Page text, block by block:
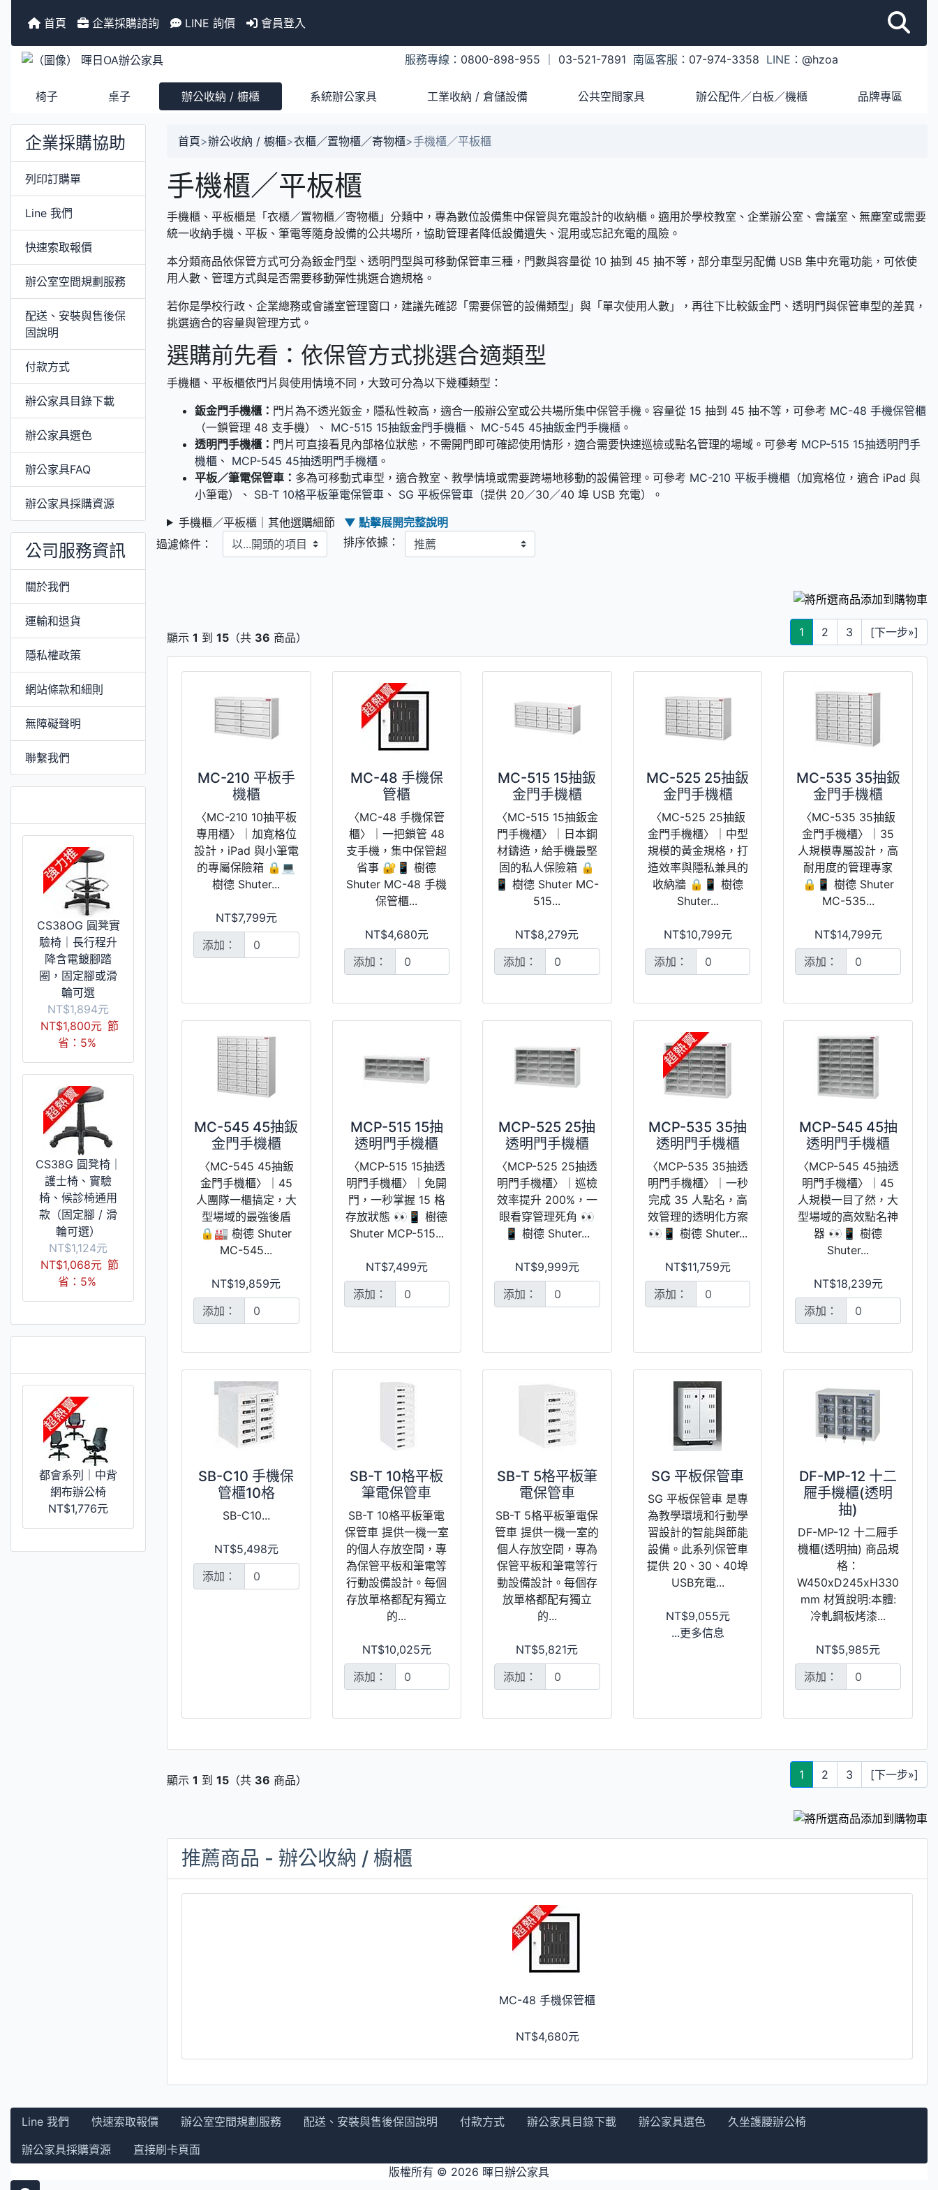
首頁 企業採購諮詢 LINE 詢價 會員登入
服務專線： 0800-898-955 03-521-7891 南區客服： 07-974-3358 LINE：@hzoa
椅子 桌子 辦公收納 / 櫥櫃 系統辦公家具 工業收納 / 倉儲設備 公共空間家具 辦公配件／白板／機櫃 品牌專區
企業採購協助
列印訂購單
Line 我們
快速索取報價
辦公室空間規劃服務
配送、安裝與售後保
固說明
付款方式
辦公家具目錄下載
辦公家具選色
辦公家具FAQ
辦公家具採購資源
公司服務資訊
關於我們
運輸和退貨
隱私權政策
網站條款和細則
無障礙聲明
聯繫我們
CS38OG 圓凳實
驗椅｜長行程升
降含電鍍腳踏
圈，固定腳或滑
輪可選
NT$1,894元
NT$1,800元 節
省：5%
CS38G 圓凳椅｜
護士椅、實驗
椅、候診椅通用
款（固定腳 / 滑
輪可選）
NT$1,124元
NT$1,068元 節
省：5%
都會系列｜中背
網布辦公椅
NT$1,776元
首頁>辦公收納 / 櫥櫃>衣櫃／置物櫃／寄物櫃>手機櫃／平板櫃
手機櫃／平板櫃
手機櫃、平板櫃是「衣櫃／置物櫃／寄物櫃」分類中，專為數位設備集中保管與充電設計的收納櫃。適用於學校教室、企業辦公室、會議室、無塵室或需要
統一收納手機、平板、筆電等隨身設備的公共場所，協助管理者降低設備遺失、混用或忘記充電的風險。
本分類商品依保管方式可分為鈑金門型、透明門型與可移動保管車三種，門數與容量從 10 抽到 45 抽不等，部分車型另配備 USB 集中充電功能，可依使
用人數、管理方式與是否需要移動彈性挑選合適規格。
若你是學校行政、企業總務或會議室管理窗口，建議先確認「需要保管的設備類型」與「單次使用人數」，再往下比較鈑金門、透明門與保管車型的差異，
挑選適合的容量與管理方式。
選購前先看：依保管方式挑選合適類型
手機櫃、平板櫃依門片與使用情境不同，大致可分為以下幾種類型：
鈑金門手機櫃： 門片為不透光鈑金，隱私性較高，適合一般辦公室或公共場所集中保管手機。容量從 15 抽到 45 抽不等，可參考 MC-48 手機保管櫃
（一鎖管理 48 支手機）、 MC-515 15抽鈑金門手機櫃 、 MC-545 45抽鈑金門手機櫃 。
透明門手機櫃： 門片可直接看見內部格位狀態，不需開門即可確認使用情形，適合需要快速巡檢或點名管理的場域。可參考 MCP-515 15抽透明門手
機櫃 、 MCP-545 45抽透明門手機櫃 。
平板／筆電保管車： 多為可移動式車型，適合教室、教學情境或需要跨場地移動的設備管理。可參考 MC-210 平板手機櫃 （加寬格位，適合 iPad 與
小筆電）、 SB-T 10格平板筆電保管車 、 SG 平板保管車 （提供 20／30／40 埠 USB 充電）。
手機櫃／平板櫃｜其他選購細節
▼ 點擊展開完整說明
過濾條件：
以...開頭的項目
排序依據：
顯示 1 到 15 （共 36 商品） 1 2 3 [下一步»]
MC-210 平板手
機櫃
〈MC-210 10抽平板
專用櫃〉｜加寬格位
設計，iPad 與小筆電
的專屬保險箱 🔒💻
樹德 Shuter...
NT$7,799元
添加：
MC-48 手機保
管櫃
〈MC-48 手機保管
櫃〉｜一把鎖管 48
支手機，集中保管超
省事 🔐📱 樹德
Shuter MC-48 手機
保管櫃...
NT$4,680元
添加：
MC-515 15抽鈑
金門手機櫃
〈MC-515 15抽鈑金
門手機櫃〉｜日本鋼
材鑄造，給手機最堅
固的私人保險箱 🔒
📱 樹德 Shuter MC-
515...
NT$8,279元
添加：
MC-525 25抽鈑
金門手機櫃
〈MC-525 25抽鈑
金門手機櫃〉｜中型
規模的黃金規格，打
造效率與隱私兼具的
收納牆 🔒📱 樹德
Shuter...
NT$10,799元
添加：
MC-535 35抽鈑
金門手機櫃
〈MC-535 35抽鈑
金門手機櫃〉｜35
人規模專屬設計，高
耐用度的管理專家
🔒📱 樹德 Shuter
MC-535...
NT$14,799元
添加：
MC-545 45抽鈑
金門手機櫃
〈MC-545 45抽鈑
金門手機櫃〉｜45
人團隊一櫃搞定，大
型場域的最強後盾
🔒🏭 樹德 Shuter
MC-545...
NT$19,859元
添加：
MCP-515 15抽
透明門手機櫃
〈MCP-515 15抽透
明門手機櫃〉｜免開
門，一秒掌握 15 格
存放狀態 👀📱 樹德
Shuter MCP-515...
NT$7,499元
添加：
MCP-525 25抽
透明門手機櫃
〈MCP-525 25抽透
明門手機櫃〉｜巡檢
效率提升 200%，一
眼看穿管理死角 👀
📱 樹德 Shuter...
NT$9,999元
添加：
MCP-535 35抽
透明門手機櫃
〈MCP-535 35抽透
明門手機櫃〉｜一秒
完成 35 人點名，高
效管理的透明化方案
👀📱 樹德 Shuter...
NT$11,759元
添加：
MCP-545 45抽
透明門手機櫃
〈MCP-545 45抽透
明門手機櫃〉｜45
人規模一目了然，大
型場域的高效點名神
器 👀📱 樹德
Shuter...
NT$18,239元
添加：
SB-C10 手機保
管櫃10格
SB-C10...
NT$5,498元
添加：
SB-T 10格平板
筆電保管車
SB-T 10格平板筆電
保管車 提供一機一室
的個人存放空間，專
為保管平板和筆電等
行動設備設計。每個
存放單格都配有獨立
的...
NT$10,025元
添加：
SB-T 5格平板筆
電保管車
SB-T 5格平板筆電保
管車 提供一機一室的
個人存放空間，專為
保管平板和筆電等行
動設備設計。每個存
放單格都配有獨立
的...
NT$5,821元
添加：
SG 平板保管車
SG 平板保管車 是專
為教學環境和行動學
習設計的智能與節能
設備。此系列保管車
提供 20、30、40埠
USB充電...
NT$9,055元
...更多信息
DF-MP-12 十二
屜手機櫃(透明
抽)
DF-MP-12 十二屜手
機櫃(透明抽) 商品規
格：
W450xD245xH330
mm 材質說明:本體:
冷軋鋼板烤漆...
NT$5,985元
添加：
顯示 1 到 15 （共 36 商品） 1 2 3 [下一步»]
推薦商品 - 辦公收納 / 櫥櫃
MC-48 手機保管櫃
NT$4,680元
Line 我們 快速索取報價 辦公室空間規劃服務 配送、安裝與售後保固說明 付款方式 辦公家具目錄下載 辦公家具選色
久坐護腰辦公椅
辦公家具採購資源
直接刷卡頁面
版權所有 © 2026 暉日辦公家具